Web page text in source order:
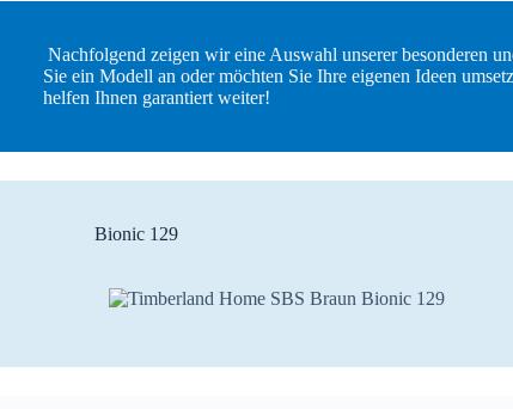
Nachfolgend zeigen wir eine Auswahl unserer besonderen
Sie ein Modell an oder möchten Sie Ihre eigenen Ideen
helfen Ihnen garantiert weiter!
Bionic 129